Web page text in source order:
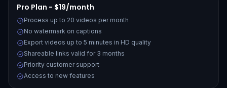
Pro Plan - $19/month
Process up to 20 videos per month
No watermark on captions
Export videos up to 5 minutes in HD quality
Shareable links valid for 3 months
Priority customer support
Access to new features